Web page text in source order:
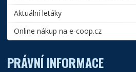
Aktuální letáky
Online nákup na e-coop.cz
PRÁVNÍ INFORMACE